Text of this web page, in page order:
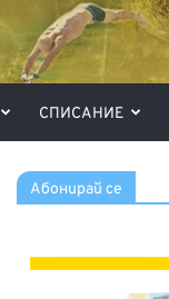
СПИСАНИЕ
Абонирай се